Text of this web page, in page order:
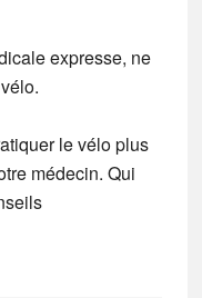
expresse, ne
le vélo plus
médecin. Qui